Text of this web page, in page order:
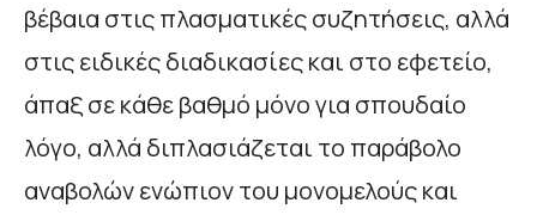
βέβαια στις πλασματικές συζητήσεις, αλλά
στις ειδικές διαδικασίες και στο εφετείο,
άπαξ σε κάθε βαθμό μόνο για σπουδαίο
λόγο, αλλά διπλασιάζεται το παράβολο
αναβολών ενώπιον του μονομελούς και